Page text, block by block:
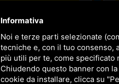
Informativa
Noi e terze parti selezionate
tecniche e, con il tuo consenso,
più utili per te, come specificato
Chiudendo questo banner con
cookie da installare, clicca su